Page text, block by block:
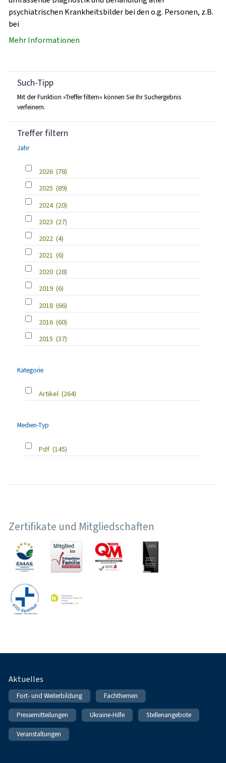
psychiatrischen Krankheitsbilder bei den o.g. Personen, z.B.
bei
Mehr Informationen
Such-Tipp
Mit der Funktion »Treffer filtern« können Sie Ihr Suchergebnis
verfeinern.
Treffer filtern
Jahr
2026 (78)
2025 (89)
2024 (20)
2023 (27)
2022 (4)
2021 (6)
2020 (28)
2019 (6)
2018 (66)
2016 (60)
2015 (37)
Kategorie
Artikel (264)
Medien-Typ
Pdf (145)
Zertifikate und Mitgliedschaften
Fußnavigation
Aktuelles
Fort- und Weiterbildung Fachthemen
Pressemitteilungen Ukraine-Hilfe Stellenangebote
Veranstaltungen